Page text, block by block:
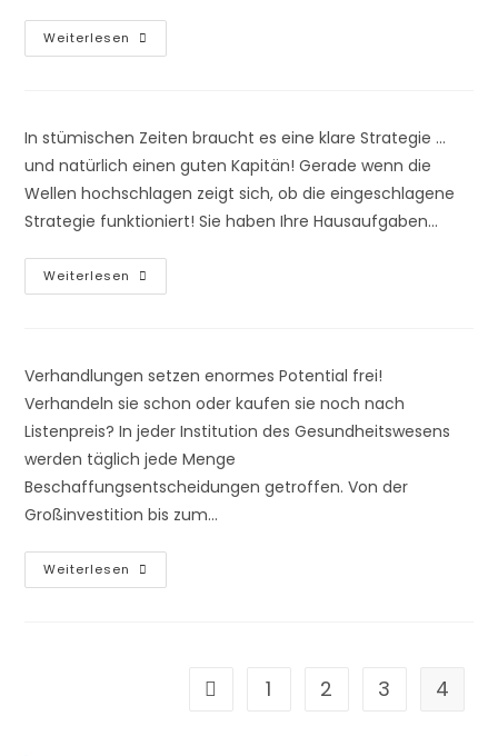
Weiterlesen Parallelimport
–
In stümischen Zeiten braucht es eine klare Strategie ...
und natürlich einen guten Kapitän! Gerade wenn die
Wellen hochschlagen zeigt sich, ob die eingeschlagene
Strategie funktioniert! Sie haben Ihre Hausaufgaben…
Weiterlesen In
Der
Krise
–
Verlieren
Ihre
Strategie
Nicht
Aus
Den
Augen!
Verhandlungen setzen enormes Potential frei!
Verhandeln sie schon oder kaufen sie noch nach
Listenpreis? In jeder Institution des Gesundheitswesens
werden täglich jede Menge
Beschaffungsentscheidungen getroffen. Von der
Großinvestition bis zum…
Weiterlesen Verhandlungen
Im
Zur vorherigen Seite
1 2 3 4